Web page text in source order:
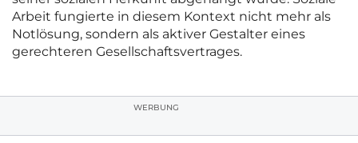
Arbeit fungierte in diesem Kontext nicht mehr als
Notlösung, sondern als aktiver Gestalter eines
gerechteren Gesellschaftsvertrages.
WERBUNG